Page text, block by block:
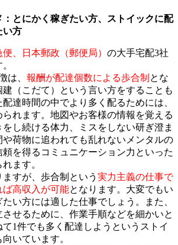
とにかく稼ぎたい方、ストイックに配
い方
、日本郵政（郵便局） の大手宅配3社
は、 報酬が配達個数による歩合制 とな
（こだて）という言い方をすることも
達時間の中でより多く配るためには、
れます。地図やお客様の情報を覚える
し続ける体力、ミスをしない研ぎ澄ま
や荷物に追われても乱れないメンタルの
を得るコミュニケーション力といった
ます。
すが、歩合制という 実力主義の仕事で
ば高収入が可能となります。大変でもい
い方には適した仕事でしょう。また、
せるために、作業手順などを細かいと
1件でも多く配達しようというストイ
いています。